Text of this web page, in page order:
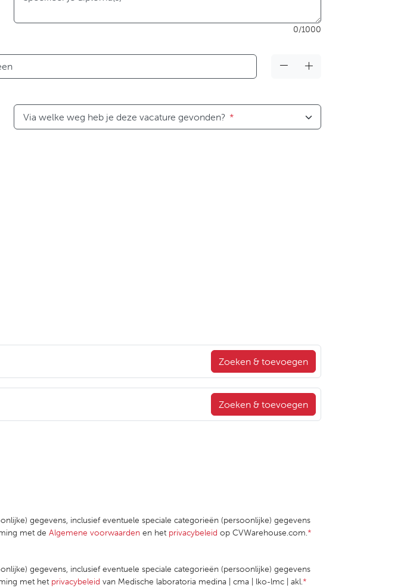
0/1000
Via welke weg heb je deze vacature gevonden? *
Zoeken & toevoegen
Zoeken & toevoegen
gegevens, inclusief eventuele speciale categorieën (persoonlijke) gegevens
met de Algemene voorwaarden en het privacybeleid op CVWarehouse.com.*
gegevens, inclusief eventuele speciale categorieën (persoonlijke) gegevens
met het privacybeleid van Medische laboratoria medina | cma | lko-lmc | akl. *